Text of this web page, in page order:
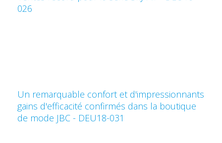
026
Un remarquable confort et d'impressionnants
gains d'efficacité confirmés dans la boutique
de mode JBC - DEU18-031